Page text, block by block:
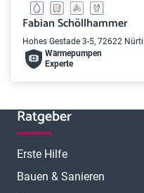
Fabian Schöllhammer
Hohes Gestade 3-5, 72622
Wärme­pumpen
Experte
Ratgeber
Erste Hilfe
Bauen & Sanieren